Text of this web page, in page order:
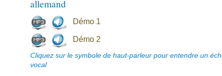
allemand
Démo 1
Démo 2
Cliquez sur le symbole de haut-parleur pour entendre un
vocal